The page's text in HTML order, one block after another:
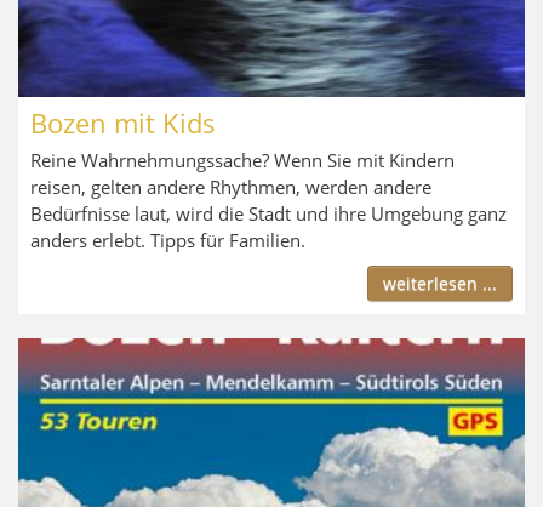
Bozen mit Kids
Reine Wahrnehmungssache? Wenn Sie mit Kindern
reisen, gelten andere Rhythmen, werden andere
Bedürfnisse laut, wird die Stadt und ihre Umgebung ganz
anders erlebt. Tipps für Familien.
weiterlesen ...